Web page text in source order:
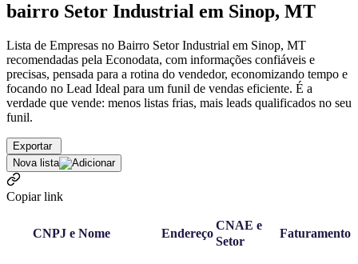
bairro Setor Industrial em Sinop, MT
Lista de Empresas no Bairro Setor Industrial em Sinop, MT
recomendadas pela Econodata, com informações confiáveis e
precisas, pensada para a rotina do vendedor, economizando tempo e
focando no Lead Ideal para um funil de vendas eficiente. É a
verdade que vende: menos listas frias, mais leads qualificados no seu
funil.
Exportar
Nova lista
Copiar link
CNPJ e Nome Endereço
CNAE e
Setor
Faturamento